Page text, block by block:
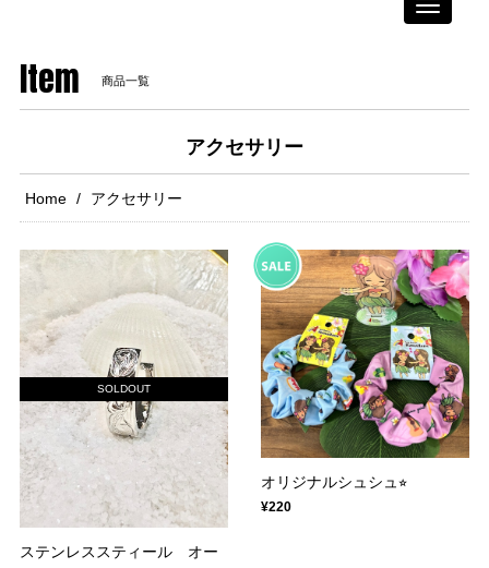
Toggle
Item 商品一覧
アクセサリー
Home アクセサリー
SOLDOUT
ステンレススティール オー
オリジナルシュシュ⭐︎
¥220